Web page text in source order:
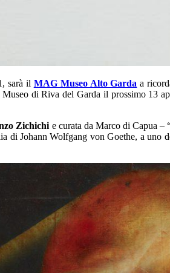
sarà il MAG Museo Alto Garda a
Museo di Riva del Garda il prossimo
Zichichi e curata da Marco di Capua
di Johann Wolfgang von Goethe, a